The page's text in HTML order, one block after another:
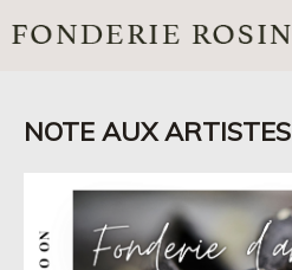
NOTE AUX ARTISTES